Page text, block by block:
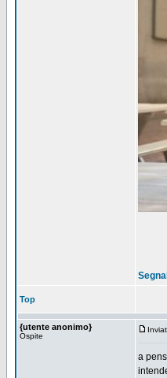
Top
{utente anonimo}
Ospite
a